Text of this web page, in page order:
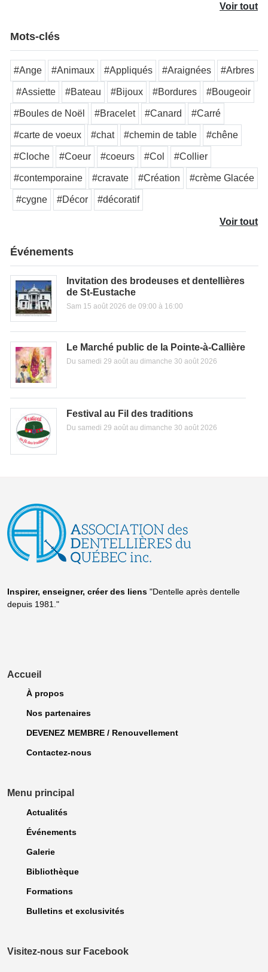
Voir tout
Mots-clés
#Ange #Animaux #Appliqués #Araignées #Arbres
#Assiette #Bateau #Bijoux #Bordures #Bougeoir
#Boules de Noël #Bracelet #Canard #Carré
#carte de voeux #chat #chemin de table #chêne
#Cloche #Coeur #coeurs #Col #Collier
#contemporaine #cravate #Création #crème Glacée
#cygne #Décor #décoratif
Voir tout
Événements
Invitation des brodeuses et dentellières
de St-Eustache
Sam 15 août 2026 de 09:00 à 16:00
Le Marché public de la Pointe-à-Callière
Du samedi 29 août au dimanche 30 août 2026
Festival au Fil des traditions
Du samedi 29 août au dimanche 30 août 2026
Inspirer, enseigner, créer des liens "Dentelle après dentelle
depuis 1981."
Accueil
À propos
Nos partenaires
DEVENEZ MEMBRE / Renouvellement
Contactez-nous
Menu principal
Actualités
Événements
Galerie
Bibliothèque
Formations
Bulletins et exclusivités
Visitez-nous sur Facebook